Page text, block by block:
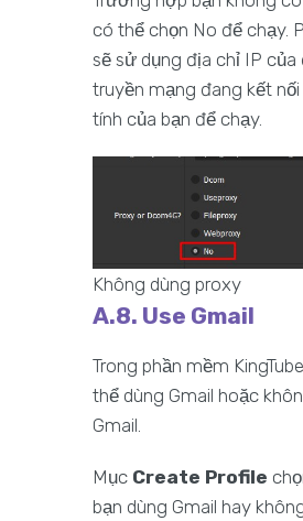
có thể chọn No để chạy.
sẽ sử dụng địa chỉ IP
truyền mạng đang kết
tính của bạn để chạy.
Không dùng proxy
A.8. Use Gmail
Trong phần mềm
thể dùng Gmail hoặc
Gmail.
Mục Create Profile
bạn dùng Gmail hay